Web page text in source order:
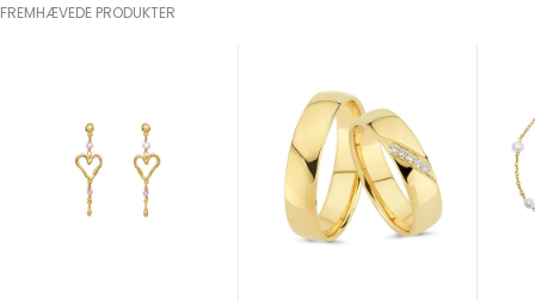
FREMHÆVEDE PRODUKTER